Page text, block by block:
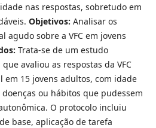
nas respostas, sobretudo em
Objetivos: Analisar os
agudo sobre a VFC em jovens
Trata-se de um estudo
avaliou as respostas da VFC
em 15 jovens adultos, com idade
ou hábitos que pudessem
O protocolo incluiu
base, aplicação de tarefa